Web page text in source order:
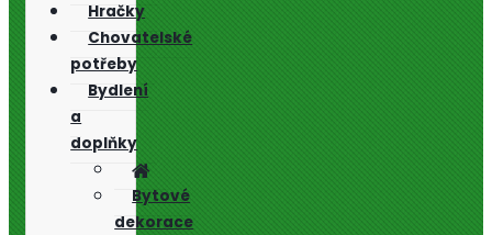
Hračky
Chovatelské
potřeby
Bydlení
a
doplňky
Bytové
dekorace